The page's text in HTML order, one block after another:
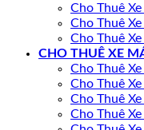
Cho Thuê
Cho Thuê
Cho Thuê
CHO THUÊ XE
Cho Thuê
Cho Thuê
Cho Thuê
Cho Thuê